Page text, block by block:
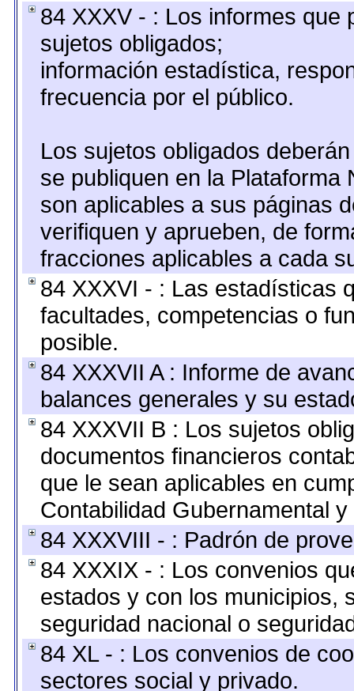
84 XXXV - : Los informes que
sujetos obligados;
información estadística,
frecuencia por el público.
Los sujetos obligados
se publiquen en la
son aplicables a sus páginas
verifiquen y aprueben, de
fracciones aplicables a cada
84 XXXVI - : Las estadísticas
facultades, competencias o
posible.
84 XXXVII A : Informe de
balances generales y su
84 XXXVII B : Los sujetos
documentos financieros
que le sean aplicables en
Contabilidad Gubernamental
84 XXXVIII - : Padrón de
84 XXXIX - : Los convenios
estados y con los municipios,
seguridad nacional o
84 XL - : Los convenios de
sectores social y privado.